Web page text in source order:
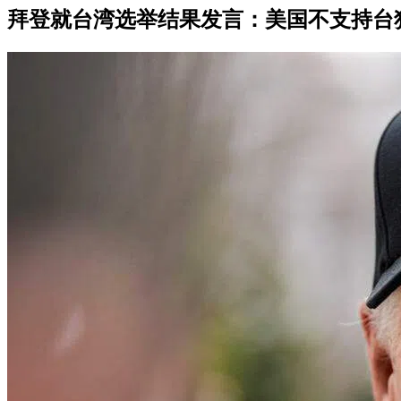
拜登就台湾选举结果发言：美国不支持台